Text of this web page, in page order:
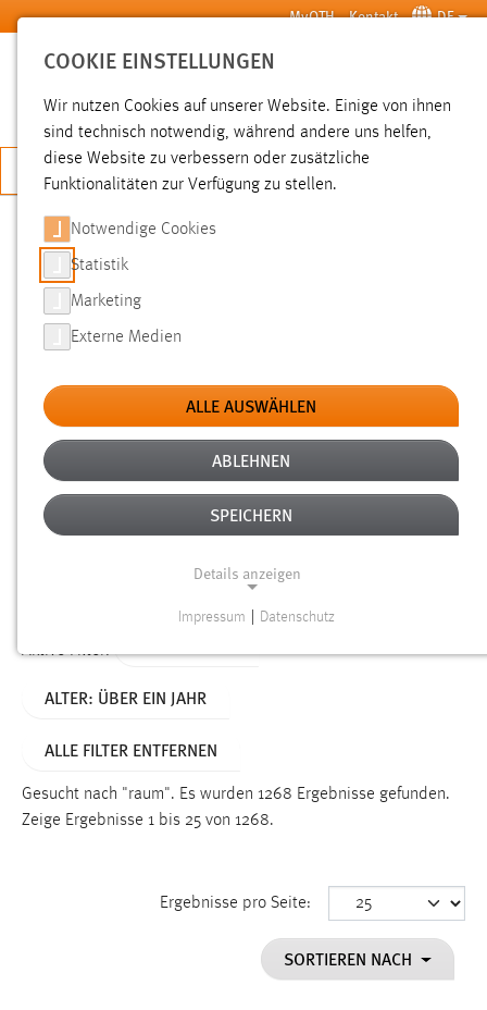
Zum Hauptinhalt springen MyOTH Kontakt DE
SUCHE
JETZT BEWERBEN
SUCHE
FILTER
Typ
Erstellungsdatum
Alter
Aktive Filter:
ALTER: ÜBER EIN JAHR
ALLE FILTER ENTFERNEN
Gesucht nach "raum". Es wurden 1268 Ergebnisse gefunden.
Zeige Ergebnisse 1 bis 25 von 1268.
Ergebnisse pro Seite:
SORTIEREN NACH
COOKIE EINSTELLUNGEN
Wir nutzen Cookies auf unserer Website. Einige von ihnen
sind technisch notwendig, während andere uns helfen,
diese Website zu verbessern oder zusätzliche
Funktionalitäten zur Verfügung zu stellen.
Notwendige Cookies
Statistik
Marketing
Externe Medien
ALLE AUSWÄHLEN
ABLEHNEN
SPEICHERN
Details anzeigen
Funktionen und sind für die einwandfreie Funktion der
Name:
Dieser Cookie speichert die ausgewählten Einverständnis-
Impressum Datenschutz